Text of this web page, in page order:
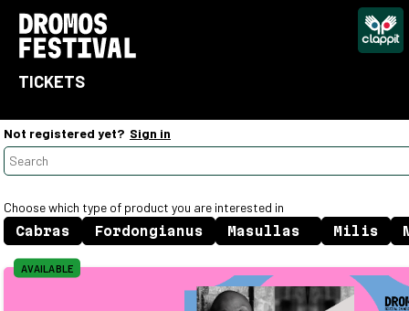
TICKETS
Not registered yet? Sign in
Choose which type of product you are interested in
AVAILABLE